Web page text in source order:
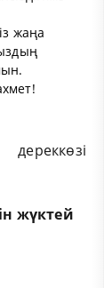
жаңа
дереккөзі
жүктей